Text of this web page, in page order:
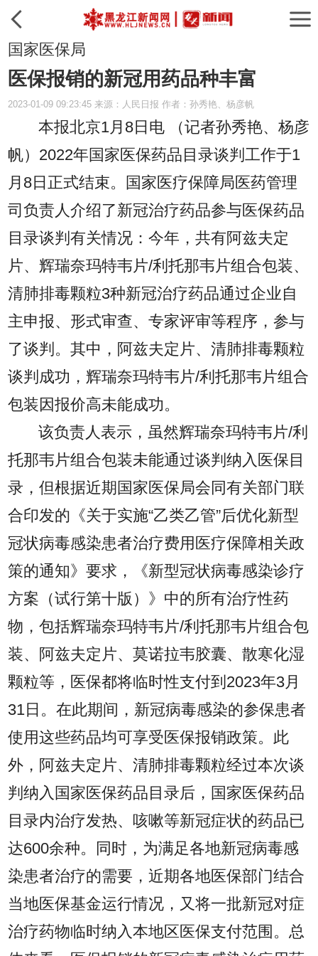
国家医保局
医保报销的新冠用药品种丰富
2023-01-09 09:23:45 来源：人民日报 作者：孙秀艳、杨彦帆
本报北京1月8日电 （记者孙秀艳、杨彦
帆）2022年国家医保药品目录谈判工作于1
月8日正式结束。国家医疗保障局医药管理
司负责人介绍了新冠治疗药品参与医保药品
目录谈判有关情况：今年，共有阿兹夫定
片、辉瑞奈玛特韦片/利托那韦片组合包装、
清肺排毒颗粒3种新冠治疗药品通过企业自
主申报、形式审查、专家评审等程序，参与
了谈判。其中，阿兹夫定片、清肺排毒颗粒
谈判成功，辉瑞奈玛特韦片/利托那韦片组合
包装因报价高未能成功。
该负责人表示，虽然辉瑞奈玛特韦片/利
托那韦片组合包装未能通过谈判纳入医保目
录，但根据近期国家医保局会同有关部门联
合印发的《关于实施“乙类乙管”后优化新型
冠状病毒感染患者治疗费用医疗保障相关政
策的通知》要求，《新型冠状病毒感染诊疗
方案（试行第十版）》中的所有治疗性药
物，包括辉瑞奈玛特韦片/利托那韦片组合包
装、阿兹夫定片、莫诺拉韦胶囊、散寒化湿
颗粒等，医保都将临时性支付到2023年3月
31日。在此期间，新冠病毒感染的参保患者
使用这些药品均可享受医保报销政策。此
外，阿兹夫定片、清肺排毒颗粒经过本次谈
判纳入国家医保药品目录后，国家医保药品
目录内治疗发热、咳嗽等新冠症状的药品已
达600余种。同时，为满足各地新冠病毒感
染患者治疗的需要，近期各地医保部门结合
当地医保基金运行情况，又将一批新冠对症
治疗药物临时纳入本地区医保支付范围。总